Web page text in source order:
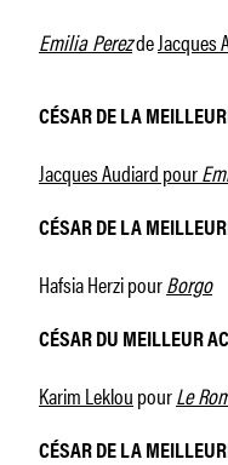
Emilia PerezdeJacques
CÉSAR DE LA
Jacques Audiard pour
CÉSAR DE LA
Hafsia Herzi pourBorgo
CÉSAR DU MEILLEUR
Karim LekloupourLe
CÉSAR DE LA